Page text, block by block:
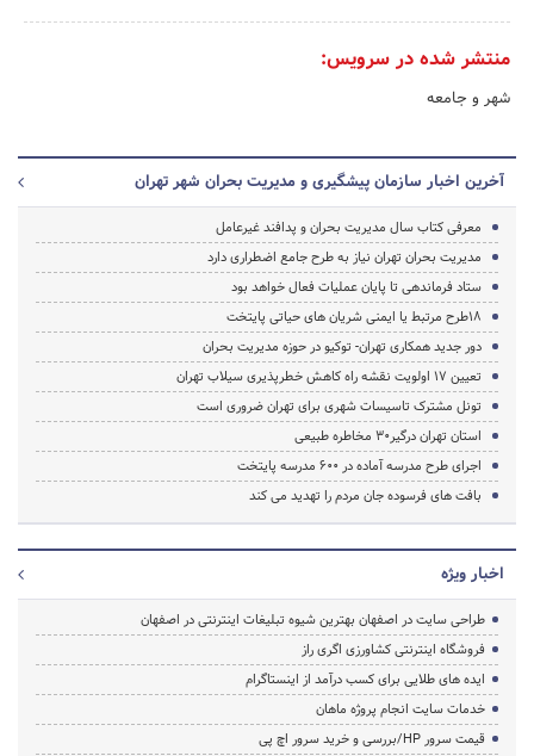
منتشر شده در سرویس:
شهر و جامعه
آخرین اخبار سازمان پیشگیری و مدیریت بحران شهر تهران
معرفی کتاب سال مدیریت بحران و پدافند غیرعامل
مدیریت بحران تهران نیاز به طرح جامع اضطراری دارد
ستاد فرماندهی تا پایان عملیات فعال خواهد بود
18طرح مرتبط یا ایمنی شریان های حیاتی پایتخت
دور جدید همکاری تهران- توکیو در حوزه مدیریت بحران
تعیین 17 اولویت نقشه راه کاهش خطرپذیری سیلاب تهران
تونل مشترک تاسیسات شهری برای تهران ضروری است
استان تهران درگیر30 مخاطره طبیعی
اجرای طرح مدرسه آماده در 600 مدرسه پایتخت
بافت های فرسوده جان مردم را تهدید می کند
اخبار ویژه
طراحی سایت در اصفهان بهترین شیوه تبلیغات اینترنتی در اصفهان
فروشگاه اینترنتی کشاورزی اگری راز
ایده های طلایی برای کسب درآمد از اینستاگرام
خدمات سایت انجام پروژه ماهان
قیمت سرور HP/بررسی و خرید سرور اچ پی